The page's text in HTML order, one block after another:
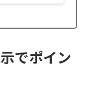
でポイン